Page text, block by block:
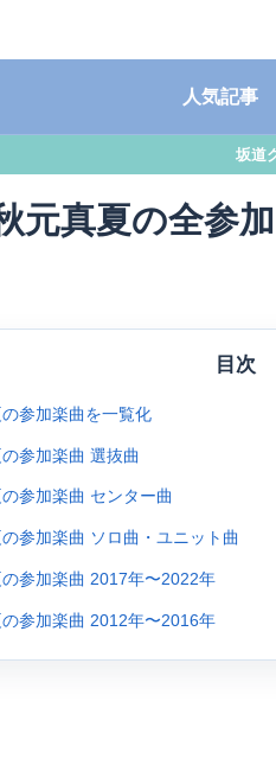
人気記事
坂道
元真夏の全参
目次
参加楽曲を一覧化
参加楽曲 選抜曲
参加楽曲 センター曲
参加楽曲 ソロ曲・ユニット曲
参加楽曲 2017年〜2022年
参加楽曲 2012年〜2016年